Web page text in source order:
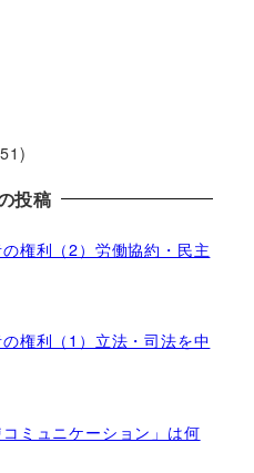
投稿
権利（2）労働協約・民主
権利（1）立法・司法を中
ミュニケーション」は何